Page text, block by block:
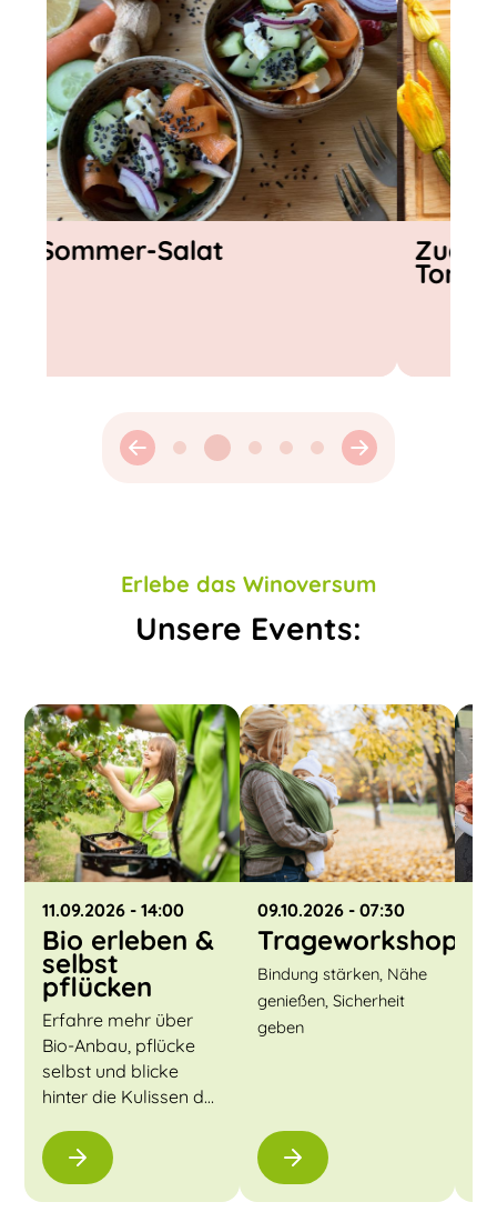
Zucchini-Frittata mit
Erlebe das Winoversum
Unsere Events:
11.09.2026 - 14:00
Bio erleben &
selbst
pflücken
Erfahre mehr über
Bio-Anbau, pflücke
selbst und blicke
hinter die Kulissen der
09.10.2026 - 07:30
Trageworkshop
Bindung stärken, Nähe
genießen, Sicherheit
geben